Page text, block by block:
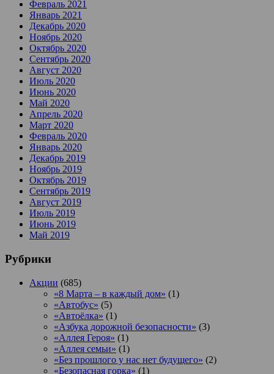
Февраль 2021
Январь 2021
Декабрь 2020
Ноябрь 2020
Октябрь 2020
Сентябрь 2020
Август 2020
Июль 2020
Июнь 2020
Май 2020
Апрель 2020
Март 2020
Февраль 2020
Январь 2020
Декабрь 2019
Ноябрь 2019
Октябрь 2019
Сентябрь 2019
Август 2019
Июль 2019
Июнь 2019
Май 2019
Рубрики
Акции (685)
«8 Марта – в каждый дом» (1)
«Автобус» (5)
«Автоёлка» (1)
«Азбука дорожной безопасности» (3)
«Аллея Героя» (1)
«Аллея семьи» (1)
«Без прошлого у нас нет будущего» (2)
«Безопасная горка» (1)